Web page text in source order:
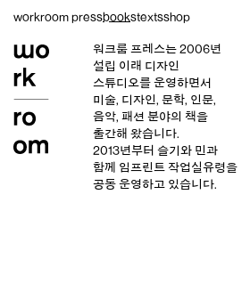
workroom pressbookstextsshop
워크룸 프레스는 2006년
설립 이래 디자인
스튜디오를 운영하면서
미술, 디자인, 문학, 인문,
음악, 패션 분야의 책을
출간해 왔습니다.
2013년부터 슬기와 민과
함께 임프린트 작업실유령을
공동 운영하고 있습니다.